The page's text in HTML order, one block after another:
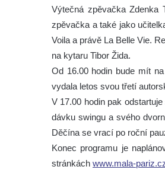
Výtečná zpěvačka Zdenka
zpěvačka a také jako
Voila a právě La Belle Vie.
na kytaru Tibor Žida.
Od 16.00 hodin bude mít
vydala letos svou třetí
V 17.00 hodin pak
dávku swingu a svého
Děčína se vrací po roční
Konec programu je
stránkách www.mala-